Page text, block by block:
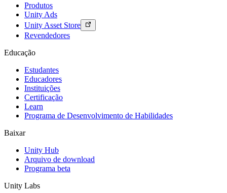
Produtos
Unity Ads
Unity Asset Store
Revendedores
Educação
Estudantes
Educadores
Instituições
Certificação
Learn
Programa de Desenvolvimento de Habilidades
Baixar
Unity Hub
Arquivo de download
Programa beta
Unity Labs